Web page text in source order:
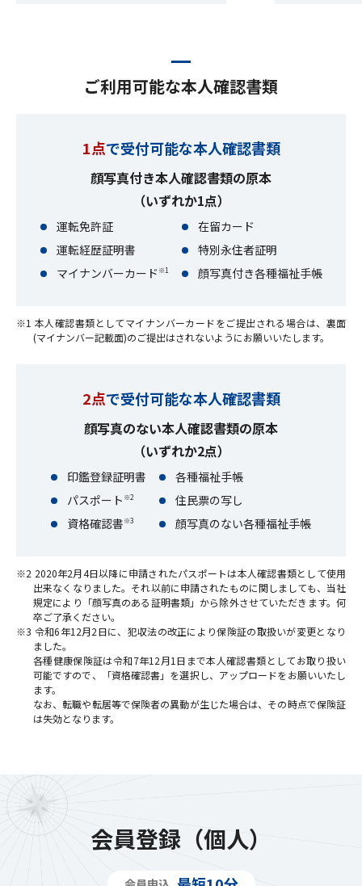
ご利用可能な本人確認書類
1点で受付可能な本人確認書類
顔写真付き本人確認書類の原本
（いずれか1点）
運転免許証
在留カード
運転経歴証明書
特別永住者証明
マイナンバーカード※1 顔写真付き各種福祉手帳
※1 本人確認書類としてマイナンバーカードをご提出される場合は、裏面
(マイナンバー記載面)のご提出はされないようにお願いいたします。
2点で受付可能な本人確認書類
顔写真のない本人確認書類の原本
（いずれか2点）
印鑑登録証明書
各種福祉手帳
パスポート ※2
住民票の写し
資格確認書※3 顔写真のない各種福祉手帳
※2 2020年2月4日以降に申請されたパスポートは本人確認書類として使用
出来なくなりました。それ以前に申請されたものに関しましても、当社
規定により「顔写真のある証明書類」から除外させていただきます。何
卒ご了承ください。
※3 令和6年12月2日に、犯収法の改正により保険証の取扱いが変更となり
ました。
各種健康保険証は令和7年12月1日まで本人確認書類としてお取り扱い
可能ですので、「資格確認書」を選択し、アップロードをお願いいたし
ます。
なお、転職や転居等で保険者の異動が生じた場合は、その時点で保険証
は失効となります。
会員登録（個人）